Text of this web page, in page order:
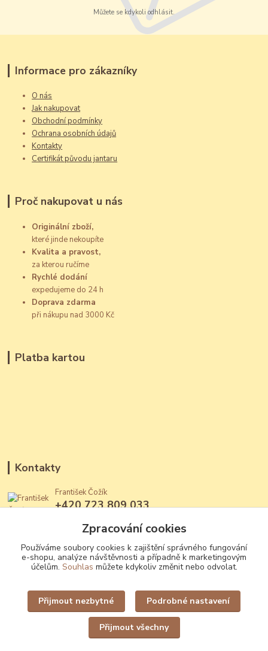
Můžete se kdykoli odhlásit.
Informace pro zákazníky
O nás
Jak nakupovat
Obchodní podmínky
Ochrana osobních údajů
Kontakty
Certifikát původu jantaru
Proč nakupovat u nás
Originální zboží,
které jinde nekoupíte
Kvalita a pravost,
za kterou ručíme
Rychlé dodání
expedujeme do 24 h
Doprava zdarma
při nákupu nad 3000 Kč
Platba kartou
Kontakty
František Čožík
+420 723 809 033
Upravit sběr cookies.
Zpracování cookies
Používáme soubory cookies k zajištění správného fungování
e-shopu, analýze návštěvnosti a případně k marketingovým
účelům. Souhlas můžete kdykoliv změnit nebo odvolat.
Přijmout nezbytné Podrobné nastavení
Přijmout všechny